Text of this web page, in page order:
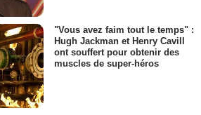
"Vous avez faim tout le temps" :
Hugh Jackman et Henry Cavill
ont souffert pour obtenir des
muscles de super-héros